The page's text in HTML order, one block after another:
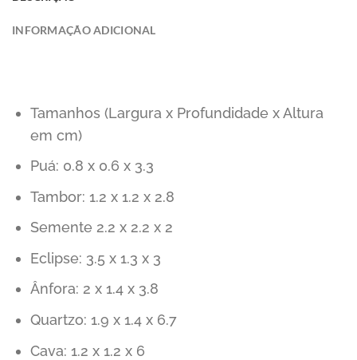
INFORMAÇÃO ADICIONAL
Tamanhos (Largura x Profundidade x Altura
em cm)
Puá: 0.8 x 0.6 x 3.3
Tambor: 1.2 x 1.2 x 2.8
Semente 2.2 x 2.2 x 2
Eclipse: 3.5 x 1.3 x 3
Ânfora: 2 x 1.4 x 3.8
Quartzo: 1.9 x 1.4 x 6.7
Cava: 1.2 x 1.2 x 6